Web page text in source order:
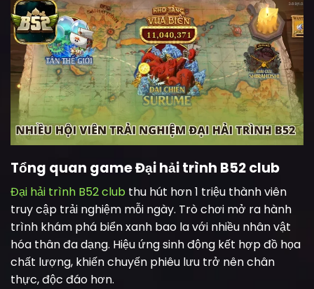
Tổng quan game Đại hải trình B52 club
Đại hải trình B52 club thu hút hơn 1 triệu thành viên
truy cập trải nghiệm mỗi ngày. Trò chơi mở ra hành
trình khám phá biển xanh bao la với nhiều nhân vật
hóa thân đa dạng. Hiệu ứng sinh động kết hợp đồ họa
chất lượng, khiến chuyến phiêu lưu trở nên chân
thực, độc đáo hơn.